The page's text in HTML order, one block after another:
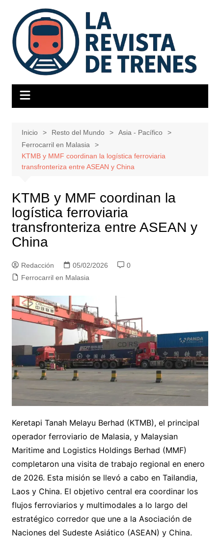
contenido
Inicio Resto del Mundo
Asia - Pacífico
Ferrocarril en Malasia
KTMB y MMF coordinan la logística ferroviaria
transfronteriza entre ASEAN y China
KTMB y MMF coordinan la
logística ferroviaria
transfronteriza entre ASEAN y
China
Redacción 05/02/2026
0
Ferrocarril en Malasia
Keretapi Tanah Melayu Berhad (KTMB), el principal
operador ferroviario de Malasia, y Malaysian
Maritime and Logistics Holdings Berhad (MMF)
completaron una visita de trabajo regional en enero
de 2026. Esta misión se llevó a cabo en Tailandia,
Laos y China. El objetivo central era coordinar los
flujos ferroviarios y multimodales a lo largo del
estratégico corredor que une a la Asociación de
Naciones del Sudeste Asiático (ASEAN) y China.